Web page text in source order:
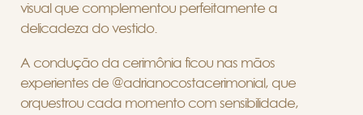
visual que complementou perfeitamente a
delicadeza do vestido.
A condução da cerimônia ficou nas mãos
experientes de @adrianocostacerimonial, que
orquestrou cada momento com sensibilidade,